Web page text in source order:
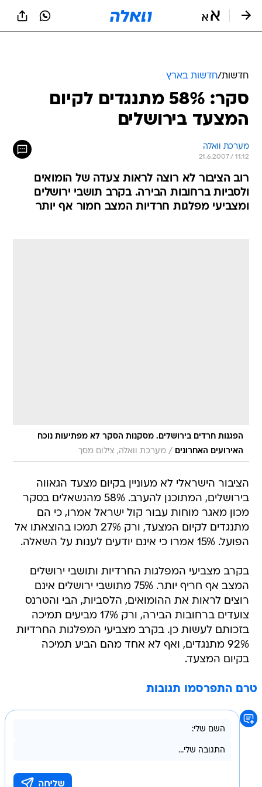
חדשות/חדשות בארץ
סקר: 58% מתנגדים לקיום
המצעד בירושלים
מערכת וואלה
21.6.2007 / 11:12
רוב הציבור לא רוצה לראות צעדה של הומואים
ולסביות ברחובות הבירה. בקרב תושבי ירושלים
ומצביעי מפלגות חרדיות המצב חמור אף יותר
הפגנות חרדים בירושלים. מסקנות הסקר לא מפתיעות נוכח
האירועים האחרונים
/ מערכת וואלה, צילום מסך
הציבור הישראלי לא מעוניין בקיום מצעד הגאווה
בירושלים, המתוכנן להערב. 58% מהנשאלים בסקר
מכון מאגר מוחות עבור קול ישראל אמרו, כי הם
מתנגדים לקיום המצעד, ורק 27% תמכו בהוצאתו אל
הפועל. 15% אמרו כי אינם יודעים לענות על השאלה.
בקרב מצביעי המפלגות החרדיות ותושבי ירושלים
המצב אף חריף יותר. 75% מתושבי ירושלים אינם
רוצים לראות את ההומואים, הלסביות, הבי והטרנס
צועדים ברחובות הבירה, ורק 17% מביעים תמיכה
בזכותם לעשות כן. בקרב מצביעי המפלגות החרדיות
92% מתנגדים, ואף לא אחד מהם הביע תמיכה
בקיום המצעד.
טרם התפרסמו תגובות